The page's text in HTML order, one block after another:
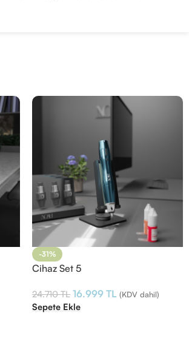
-31%
Cihaz Set 5
24.710TL 16.999TL (KDV dahil)
Sepete Ekle